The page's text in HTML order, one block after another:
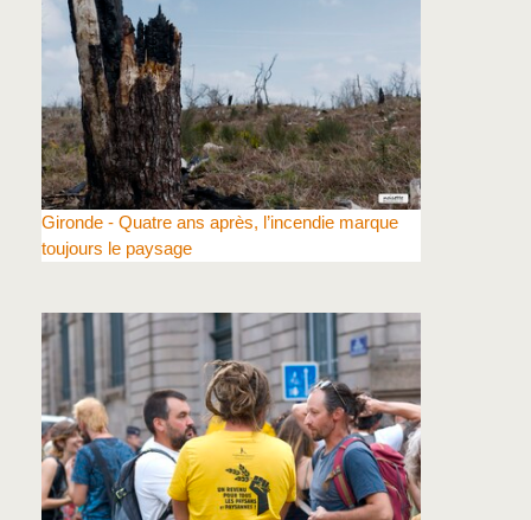
Gironde - Quatre ans après, l’incendie marque
toujours le paysage